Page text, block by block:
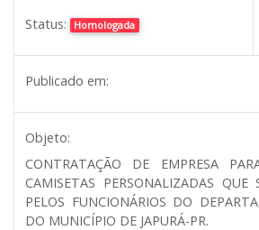
Status: Homologada
Publicado em:
Objeto:
CONTRATAÇÃO DE EMPRESA
CAMISETAS PERSONALIZADAS QUE
PELOS FUNCIONÁRIOS DO
DO MUNICÍPIO DE JAPURÁ-PR.